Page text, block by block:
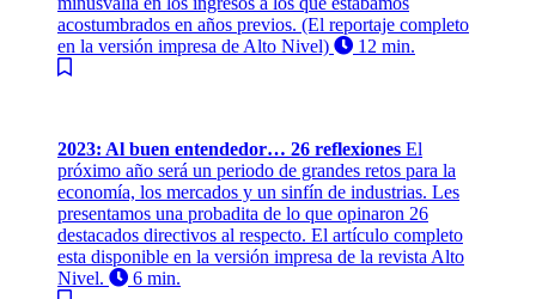
acostumbrados en años previos. (El reportaje completo
en la versión impresa de Alto Nivel)
12 min.
2023: Al buen entendedor… 26 reflexiones El
próximo año será un periodo de grandes retos para la
economía, los mercados y un sinfín de industrias. Les
presentamos una probadita de lo que opinaron 26
destacados directivos al respecto. El artículo completo
esta disponible en la versión impresa de la revista Alto
Nivel.
6 min.